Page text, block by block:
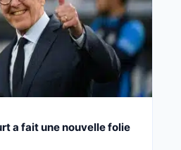
a fait une nouvelle folie